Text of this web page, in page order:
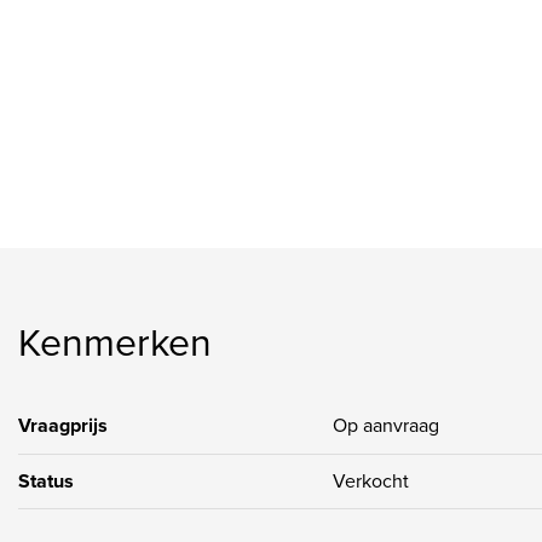
Kenmerken
Vraagprijs Op aanvraag
Status Verkocht